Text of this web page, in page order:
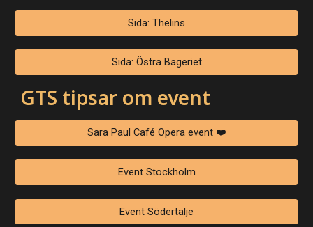
Sida: Thelins
Sida: Östra Bageriet
GTS tipsar om event
Sara Paul Café Opera event ❤️
Event Stockholm
Event Södertälje